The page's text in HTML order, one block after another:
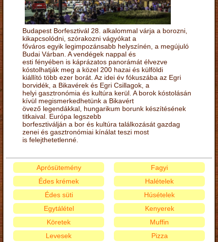
Budapest Borfesztivál 28. alkalommal várja a borozni,
kikapcsolódni, szórakozni vágyókat a
főváros egyik legimpozánsabb helyszínén, a megújuló
Budai Várban. A vendégek nappal és
esti fényében is káprázatos panorámát élvezve
kóstolhatják meg a közel 200 hazai és külföldi
kiállító több ezer borát. Az idei év fókuszába az Egri
borvidék, a Bikavérek és Egri Csillagok, a
helyi gasztronómia és kultúra kerül. A borok kóstolásán
kívül megismerkedhetünk a Bikavért
övező legendákkal, hungarikum borunk készítésének
titkaival. Európa legszebb
borfesztiválján a bor és kultúra találkozását gazdag
zenei és gasztronómiai kínálat teszi most
is felejthetetlenné.
Aprósütemény
Édes krémek
Édes süti
Egytálétel
Fagyi
Halételek
Húsételek
Kenyerek
Köretek
Levesek
Muffin
Pizza